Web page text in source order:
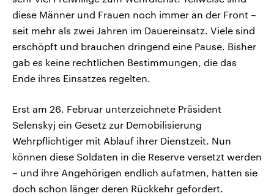
diese Männer und Frauen noch immer an der Front –
seit mehr als zwei Jahren im Dauereinsatz. Viele sind
erschöpft und brauchen dringend eine Pause. Bisher
gab es keine rechtlichen Bestimmungen, die das
Ende ihres Einsatzes regelten.
Erst am 26. Februar unterzeichnete Präsident
Selenskyj ein Gesetz zur Demobilisierung
Wehrpflichtiger mit Ablauf ihrer Dienstzeit. Nun
können diese Soldaten in die Reserve versetzt werden
– und ihre Angehörigen endlich aufatmen, hatten sie
doch schon länger deren Rückkehr gefordert.